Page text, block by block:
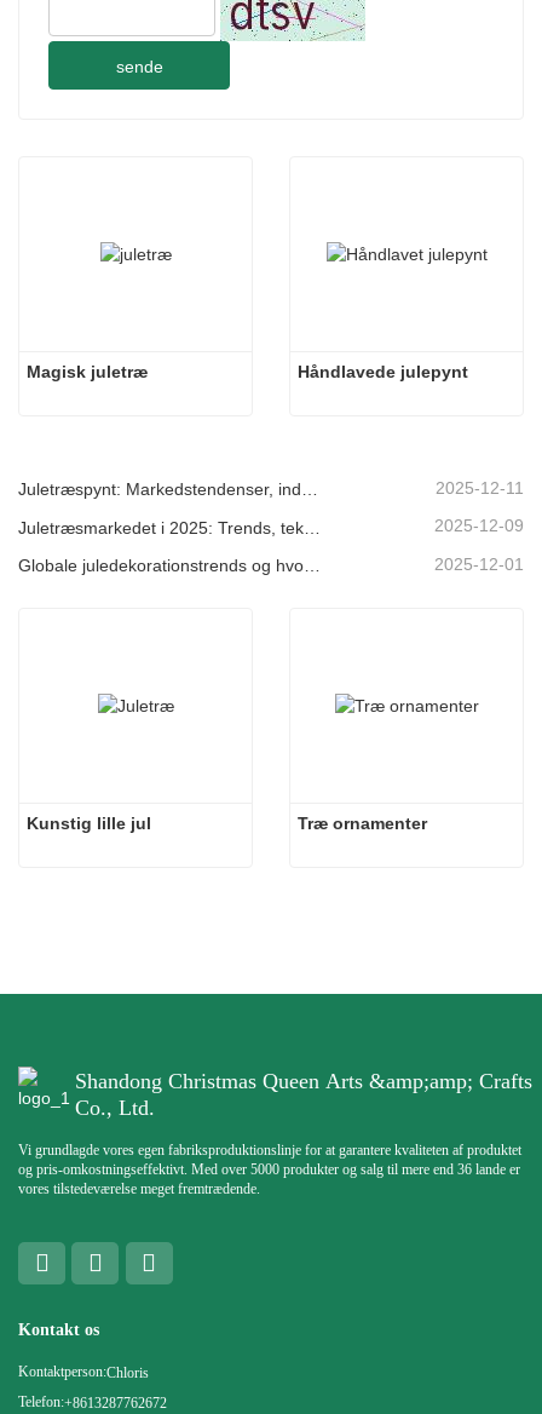
sende
Magisk juletræ Håndlavede julepynt
Juletræspynt: Markedstendenser, indsigt i forsyningskæden og indkøbsguide 2025 2025-12-11
2025-12-09
2025-12-01
Kunstig lille jul Træ ornamenter
Shandong Christmas Queen Arts &amp;amp; Crafts
Co., Ltd.
Vi grundlagde vores egen fabriksproduktionslinje for at garantere kvaliteten af ​​produktet
og pris-omkostningseffektivt. Med over 5000 produkter og salg til mere end 36 lande er
vores tilstedeværelse meget fremtrædende.
Kontakt os
Kontaktperson:Chloris
Telefon:+8613287762672